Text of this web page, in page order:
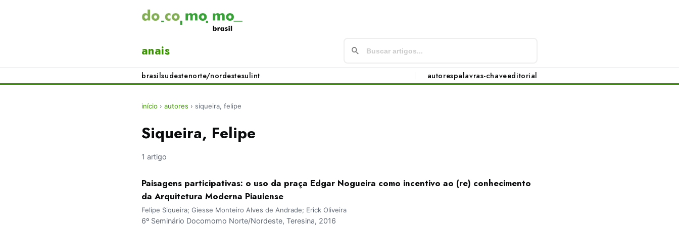
anais
brasilsudestenorte/nordestesulint autorespalavras-chaveeditorial
início › autores › siqueira, felipe
Siqueira, Felipe
1 artigo
Paisagens participativas: o uso da praça Edgar Nogueira como incentivo ao (re) conhecimento
da Arquitetura Moderna Piauiense
Felipe Siqueira; Giesse Monteiro Alves de Andrade; Erick Oliveira
6º Seminário Docomomo Norte/Nordeste, Teresina, 2016